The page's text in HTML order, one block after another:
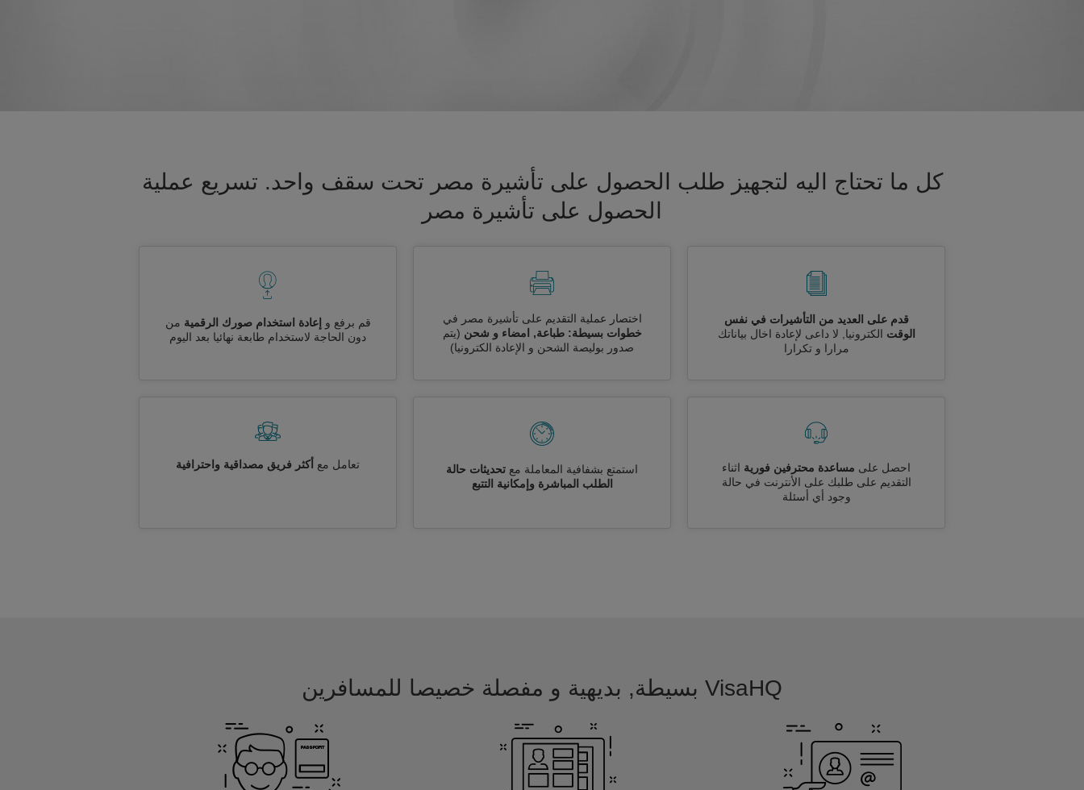
كل ما تحتاج اليه لتجهيز طلب الحصول على تأشيرة مصر تحت سقف واحد. تسريع عملية
الحصول على تأشيرة مصر
قدم على العديد من التأشيرات في نفس
الوقت الكترونيا, لا داعى لإعادة اخال بياناتك
مرارا و تكرارا
اختصار عملية التقديم على تأشيرة مصر في
خطوات بسيطة: طباعة, امضاء و شحن (يتم
صدور بوليصة الشحن و الإعادة الكترونيا)
قم برفع و إعادة استخدام صورك الرقمية من
دون الحاجة لاستخدام طابعة نهائيا بعد اليوم
احصل على مساعدة محترفين فورية اثناء
التقديم على طلبك على الأنترنت في حالة
وجود أي أسئلة
استمتع بشفافية المعاملة مع تحديثات حالة
الطلب المباشرة وإمكانية التتبع
تعامل مع أكثر فريق مصداقية واحترافية
VisaHQ بسيطة, بديهية و مفصلة خصيصا للمسافرين